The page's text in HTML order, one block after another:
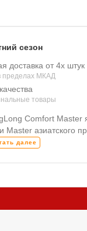
сезон
доставка от 4х штук
пределах МКАД
товары
Comfort Master
азиатского
далее